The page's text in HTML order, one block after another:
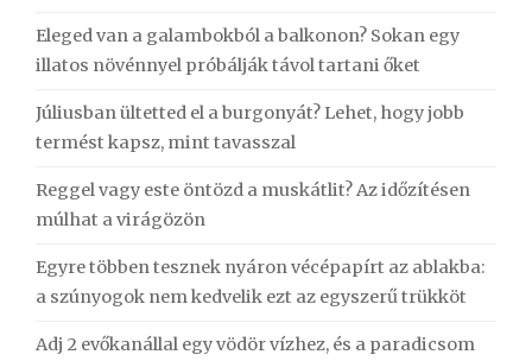
Eleged van a galambokból a balkonon? Sokan egy
illatos növénnyel próbálják távol tartani őket
Júliusban ültetted el a burgonyát? Lehet, hogy jobb
termést kapsz, mint tavasszal
Reggel vagy este öntözd a muskátlit? Az időzítésen
múlhat a virágözön
Egyre többen tesznek nyáron vécépapírt az ablakba:
a szúnyogok nem kedvelik ezt az egyszerű trükköt
Adj 2 evőkanállal egy vödör vízhez, és a paradicsom